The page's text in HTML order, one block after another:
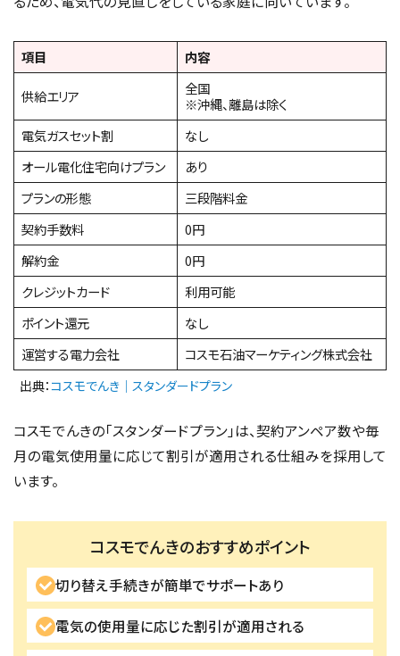
項目 内容
供給エリア
全国
※沖縄、離島は除く
電気ガスセット割
なし
オール電化住宅向けプラン
あり
プランの形態
三段階料金
契約手数料
0円
解約金
0円
クレジットカード
利用可能
ポイント還元
なし
運営する電力会社
コスモ石油マーケティング株式会社
出典：コスモでんき｜スタンダードプラン
コスモでんきの「スタンダードプラン」は、契約アンペア数や毎
月の電気使用量に応じて割引が適用される仕組みを採用して
います。
コスモでんきのおすすめポイント
切り替え手続きが簡単でサポートあり
電気の使用量に応じた割引が適用される